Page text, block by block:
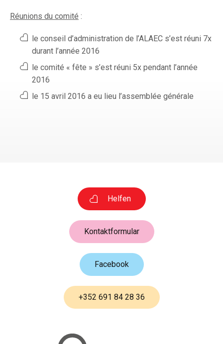
Réunions du comité :
le conseil d’administration de l’ALAEC s’est réuni 7x
durant l’année 2016
le comité « fête » s’est réuni 5x pendant l’année
2016
le 15 avril 2016 a eu lieu l’assemblée générale
Helfen
Kontaktformular
Facebook
+352 691 84 28 36